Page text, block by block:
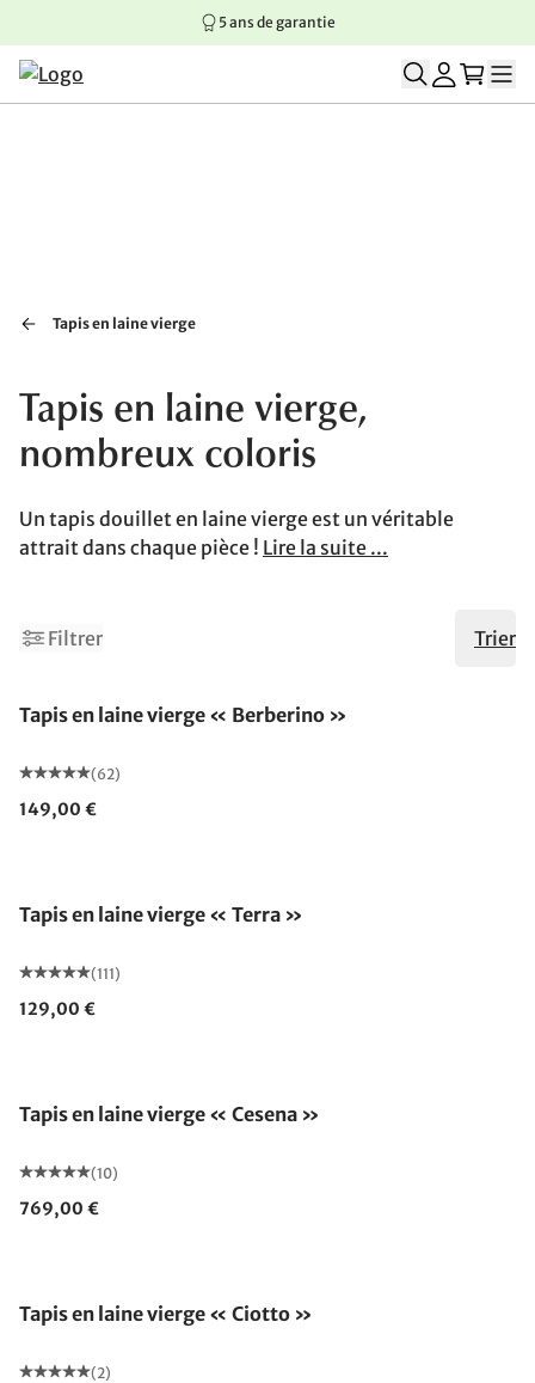
Aller au contenu principal
Aller à la navigation principale
Aller au pied de page
5 ans de garantie
Tapis en laine vierge
Tapis en laine vierge,
nombreux coloris
Un tapis douillet en laine vierge est un véritable
attrait dans chaque pièce ! Lire la suite ...
Filtrer Trier
Tapis en laine vierge « Berberino »
(62)
149,00 €
Tapis en laine vierge « Terra »
(111)
129,00 €
Tapis en laine vierge « Cesena »
(10)
769,00 €
Tapis en laine vierge « Ciotto »
(2)